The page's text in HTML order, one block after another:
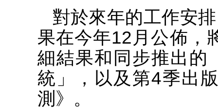
對於來年的工作安
果在今年12月公佈，
細結果和同步推出的
統」，以及第4季出
測》。